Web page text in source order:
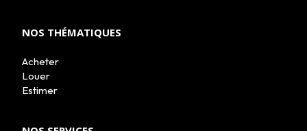
NOS THÉMATIQUES
Acheter
Louer
Estimer